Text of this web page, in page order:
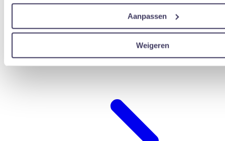
Aanpassen
Weigeren